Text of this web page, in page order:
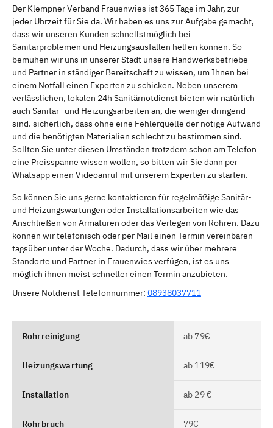
Der Klempner Verband Frauenwies ist 365 Tage im Jahr, zur
jeder Uhrzeit für Sie da. Wir haben es uns zur Aufgabe gemacht,
dass wir unseren Kunden schnellstmöglich bei
Sanitärproblemen und Heizungsausfällen helfen können. So
bemühen wir uns in unserer Stadt unsere Handwerksbetriebe
und Partner in ständiger Bereitschaft zu wissen, um Ihnen bei
einem Notfall einen Experten zu schicken. Neben unserem
verlässlichen, lokalen 24h Sanitärnotdienst bieten wir natürlich
auch Sanitär- und Heizungsarbeiten an, die weniger dringend
sind. sicherlich, dass ohne eine Fehlerquelle der nötige Aufwand
und die benötigten Materialien schlecht zu bestimmen sind.
Sollten Sie unter diesen Umständen trotzdem schon am Telefon
eine Preisspanne wissen wollen, so bitten wir Sie dann per
Whatsapp einen Videoanruf mit unserem Experten zu starten.
So können Sie uns gerne kontaktieren für regelmäßige Sanitär-
und Heizungswartungen oder Installationsarbeiten wie das
Anschließen von Armaturen oder das Verlegen von Rohren. Dazu
können wir telefonisch oder per Mail einen Termin vereinbaren
tagsüber unter der Woche. Dadurch, dass wir über mehrere
Standorte und Partner in Frauenwies verfügen, ist es uns
möglich ihnen meist schneller einen Termin anzubieten.
Unsere Notdienst Telefonnummer: 08938037711
Rohrreinigung ab 79€
Heizungswartung ab 119€
Installation ab 29 €
Rohrbruch 79€